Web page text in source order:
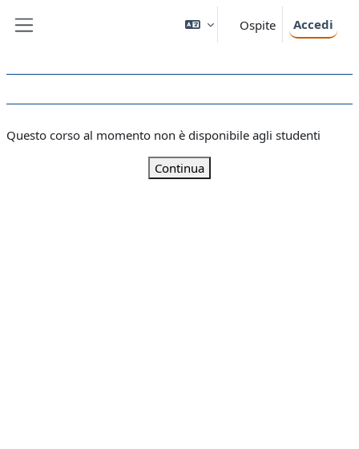
Ospite Accedi
Questo corso al momento non è disponibile agli studenti
Continua